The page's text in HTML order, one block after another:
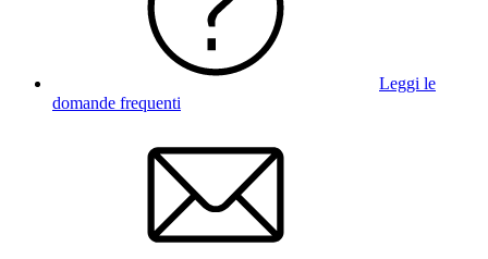
Leggi le
domande frequenti